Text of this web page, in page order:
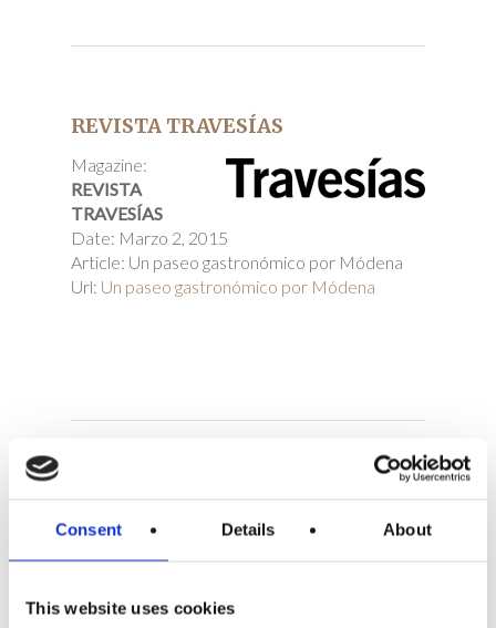
Consent Details About
This website uses cookies
REVISTA TRAVESÍAS
Magazine:
REVISTA
TRAVESÍAS
Date: Marzo 2, 2015
Article: Un paseo gastronómico por Módena
Url: Un paseo gastronómico por Módena
Magazine: CONDÉ
NAST TRAVELER
2014